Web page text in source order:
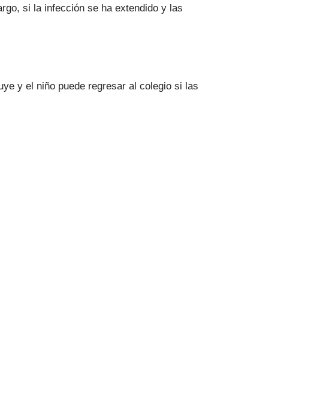
si la infección se ha extendido y las
y el niño puede regresar al colegio si las